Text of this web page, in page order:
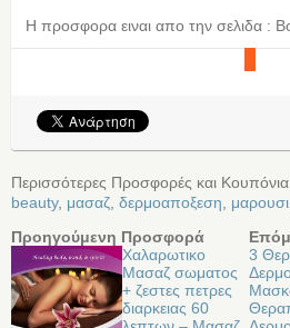
Η προσφορα ειναι απο την σελιδα :
Περισσότερες Προσφορές και Κουπόνια
beauty, μασαζ δερμοαποξεση μαρουσι
Προηγούμενη Προσφορά
Χαλαρωτικο
Μασαζ σωματος
+ ζεστες πετρες
διαρκειας 60
3